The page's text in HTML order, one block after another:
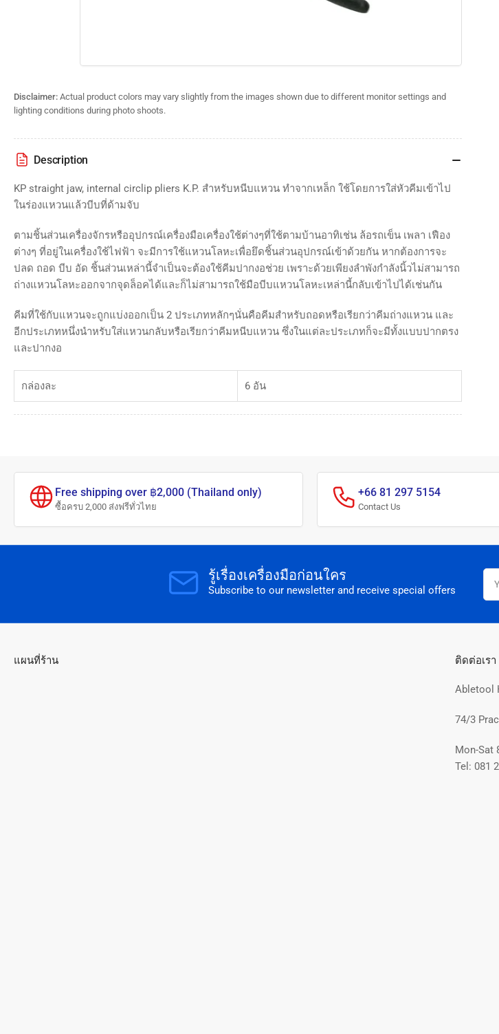
Disclaimer: Actual product colors may vary slightly from the images shown due to different monitor settings and
lighting conditions during photo shoots.
Description
KP straight jaw, internal circlip pliers K.P. สำหรับหนีบแหวน ทำจากเหล็ก ใช้โดยการใส่หัวคีมเข้าไป
ในร่องแหวนแล้วบีบที่ด้ามจับ
ตามชิ้นส่วนเครื่องจักรหรืออุปกรณ์เครื่องมือเครื่องใช้ต่างๆที่ใช้ตามบ้านอาทิเช่น ล้อรถเข็น เพลา เฟือง
ต่างๆ ที่อยู่ในเครื่องใช้ไฟฟ้า จะมีการใช้แหวนโลหะเพื่อยึดชิ้นส่วนอุปกรณ์เข้าด้วยกัน หากต้องการจะ
ปลด ถอด บีบ อัด ชิ้นส่วนเหล่านี้จำเป็นจะต้องใช้คีมปากงอช่วย เพราะด้วยเพียงลำพังกำลังนิ้วไม่สามารถ
ถ่างแหวนโลหะออกจากจุดล็อคได้และก็ไม่สามารถใช้มือบีบแหวนโลหะเหล่านี้กลับเข้าไปได้เช่นกัน
คีมที่ใช้กับแหวนจะถูกแบ่งออกเป็น 2 ประเภทหลักๆนั่นคือคีมสำหรับถอดหรือเรียกว่าคีมถ่างแหวน และ
อีกประเภทหนึ่งนำหรับใส่แหวนกลับหรือเรียกว่าคีมหนีบแหวน ซึ่งในแต่ละประเภทก็จะมีทั้งแบบปากตรง
และปากงอ
กล่องละ 6 อัน
Free shipping over ฿2,000 (Thailand only)
ซื้อครบ 2,000 ส่งฟรีทั่วไทย
+66 81 297 5154
Contact Us
รู้เรื่องเครื่องมือก่อนใคร
Subscribe to our newsletter and receive special offers
Your
แผนที่ร้าน ติดต่อเรา
Abletool
74/3
Mon-Sat
Tel: 081